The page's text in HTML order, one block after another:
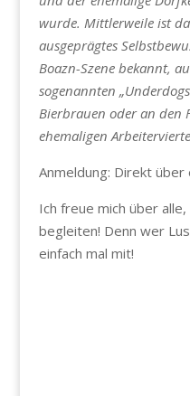
wurde. Mittlerweile ist
ausgeprägtes
Boazn-Szene bekannt,
sogenannten
Bierbrauen oder an den
ehemaligen
Anmeldung: Direkt über
Ich freue mich über
begleiten! Denn wer
einfach mal mit!